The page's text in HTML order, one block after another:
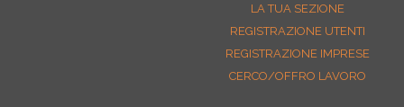
LA TUA SEZIONE
REGISTRAZIONE UTENTI
REGISTRAZIONE IMPRESE
CERCO/OFFRO LAVORO